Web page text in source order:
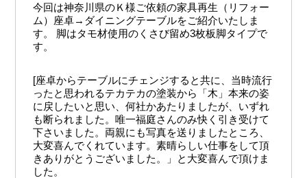
今回は神奈川県のＫ様ご依頼の家具再生（リフォー
ム）座卓→ダイニングテーブルをご紹介いたしま
す。 脚はタモ材使用のくさび留め3枚板脚タイプで
す。
[座卓からテーブルにチェンジすると共に、当時流行
ったと思われるテカテカの塗装から「木」本来の姿
に戻したいと思い、何社かあたりましたが、いずれ
も断られました。唯一福庭さんのみ快く引き受けて
下さいました。両親にも写真を送りましたところ、
大変喜んでくれています。素晴らしい仕事をして頂
きありがとうございました。」と大変喜んで頂けま
した。